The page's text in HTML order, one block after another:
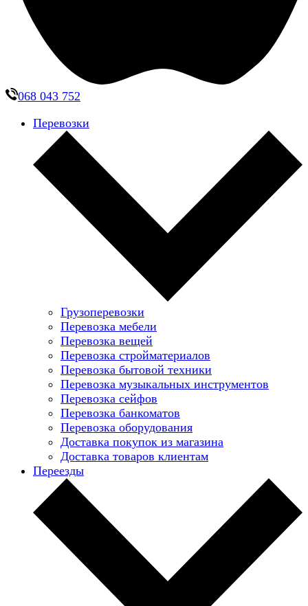
068 043 752
Перевозки
Грузоперевозки
Перевозка мебели
Перевозка вещей
Перевозка стройматериалов
Перевозка бытовой техники
Перевозка музыкальных инструментов
Перевозка сейфов
Перевозка банкоматов
Перевозка оборудования
Доставка покупок из магазина
Доставка товаров клиентам
Переезды